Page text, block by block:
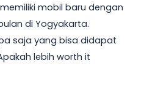
mobil baru dengan
di Yogyakarta.
saja yang bisa didapat
lebih worth it